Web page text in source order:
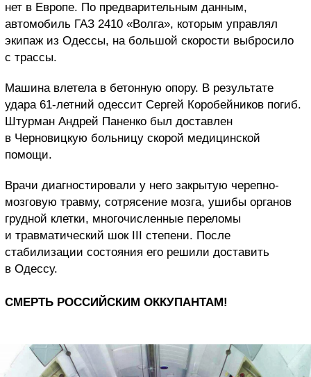
нет в Европе. По предварительным данным,
автомобиль ГАЗ 2410 «Волга», которым управлял
экипаж из Одессы, на большой скорости выбросило
с трассы.
Машина влетела в бетонную опору. В результате
удара 61-летний одессит Сергей Коробейников погиб.
Штурман Андрей Паненко был доставлен
в Черновицкую больницу скорой медицинской
помощи.
Врачи диагностировали у него закрытую черепно-
мозговую травму, сотрясение мозга, ушибы органов
грудной клетки, многочисленные переломы
и травматический шок III степени. После
стабилизации состояния его решили доставить
в Одессу.
СМЕРТЬ РОССИЙСКИМ ОККУПАНТАМ!